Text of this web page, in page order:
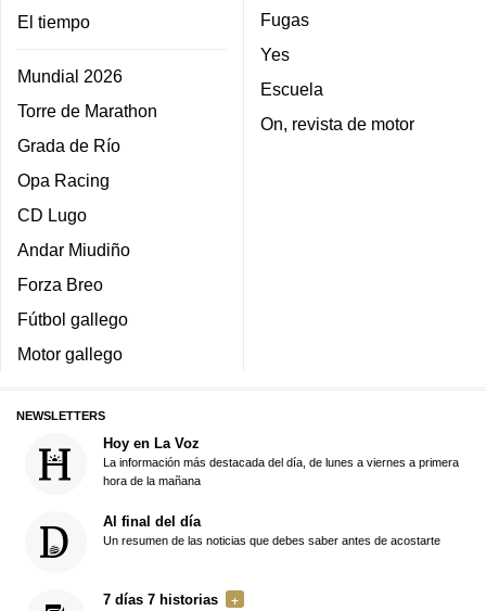
El tiempo
Mundial 2026
Torre de Marathon
Grada de Río
Opa Racing
CD Lugo
Andar Miudiño
Forza Breo
Fútbol gallego
Motor gallego
Fugas
Yes
Escuela
On, revista de motor
NEWSLETTERS
Hoy en La Voz
La información más destacada del día, de lunes a viernes a primera
hora de la mañana
Al final del día
Un resumen de las noticias que debes saber antes de acostarte
7 días 7 historias